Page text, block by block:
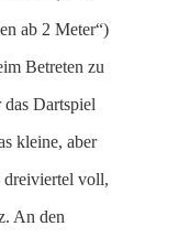
ab 2 Meter“)
Betreten zu
Dartspiel
kleine, aber
dreiviertel voll,
An den